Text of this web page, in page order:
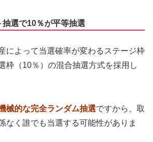
選で10％が平等抽選
によって当選確率が変わるステージ枠
枠（10％）の混合抽選方式を採用し
械的な完全ランダム抽選ですから、取
なく誰でも当選する可能性がありま